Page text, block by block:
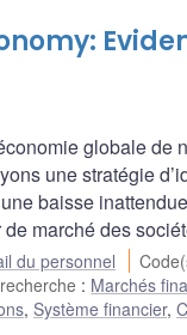
globale de
une stratégie
baisse
marché des
du personnel
: Marchés
, Système financier,